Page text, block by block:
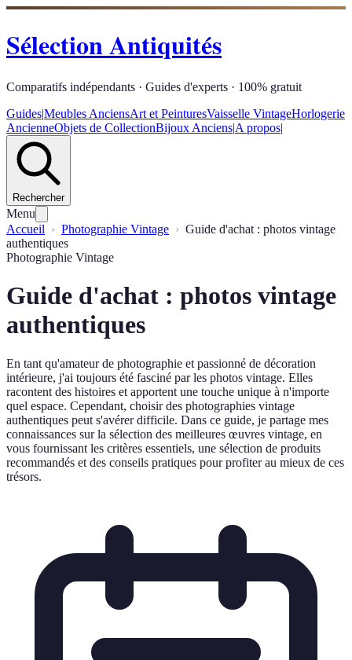
Sélection Antiquités
Comparatifs indépendants · Guides d'experts · 100% gratuit
Guides|Meubles AnciensArt et PeinturesVaisselle VintageHorlogerie
AncienneObjets de CollectionBijoux Anciens|A propos|
Rechercher
Menu
Accueil
Photographie Vintage
Guide d'achat : photos vintage
authentiques
Photographie Vintage
Guide d'achat : photos vintage
authentiques
En tant qu'amateur de photographie et passionné de décoration
intérieure, j'ai toujours été fasciné par les photos vintage. Elles
racontent des histoires et apportent une touche unique à n'importe
quel espace. Cependant, choisir des photographies vintage
authentiques peut s'avérer difficile. Dans ce guide, je partage mes
connaissances sur la sélection des meilleures œuvres vintage, en
vous fournissant les critères essentiels, une sélection de produits
recommandés et des conseils pratiques pour profiter au mieux de ces
trésors.